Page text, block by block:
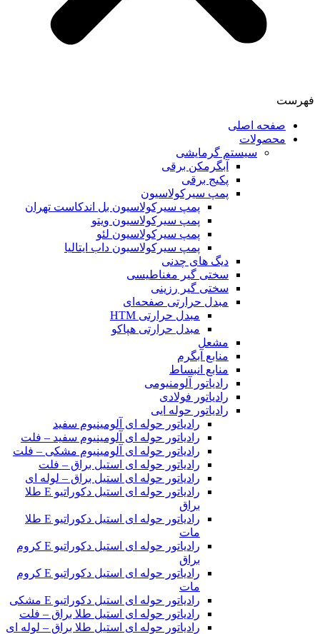
فهرست
صفحه اصلی
محصولات
سیستم گرمایشی
آبگرمکن برقی
پکیج برقی
پمپ سیرکولاسیون
پمپ سیرکولاسیون بل اندکاست تهران
پمپ سیرکولاسیون ویتو
پمپ سیرکولاسیون لئو
پمپ سیرکولاسیون داب ایتالیا
دیگ های چدنی
سختی گیر مغناطیسی
سختی گیر رزینی
مبدل حرارتی صفحه‌ای
مبدل حرارتی HTM‎
مبدل حرارتی هپاکو
مشعل
منابع آبگرم
منابع انبساط
رادیاتور آلومنیومی
رادیاتور فولادی
رادیاتور حوله ایی
رادیاتور حوله ای آلومینیوم سفید
رادیاتور حوله ای آلومینیوم سفید – فلت
رادیاتور حوله ای آلومینیوم مشکی – فلت
رادیاتور حوله ای استیل براق – فلت
رادیاتور حوله ای استیل براق – لوله ای
رادیاتور حوله ای استیل دکوراتیو E طلا
براق
رادیاتور حوله ای استیل دکوراتیو E طلا
مات
رادیاتور حوله ای استیل دکوراتیو E کروم
براق
رادیاتور حوله ای استیل دکوراتیو E کروم
مات
رادیاتور حوله ای استیل دکوراتیو E مشکی
رادیاتور حوله ای استیل طلا براق – فلت
رادیاتور حوله ای استیل طلا براق – لوله ای